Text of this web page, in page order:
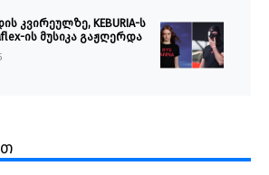
კვირეულზე, KEBURIA-ს
ის მუსიკა გაჟღერდა